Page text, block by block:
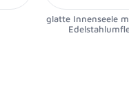
glatte Innenseele